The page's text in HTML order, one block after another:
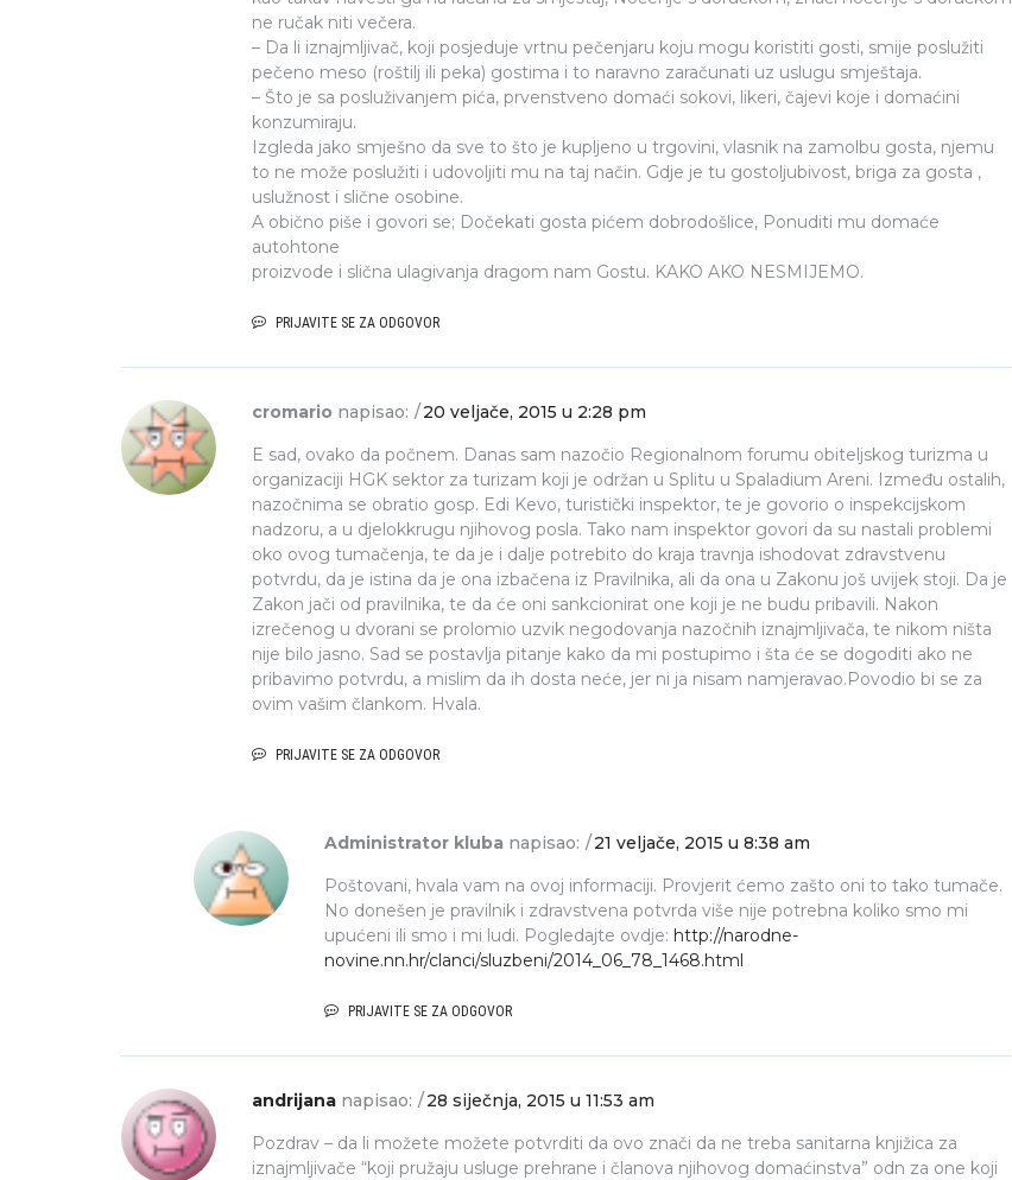
ne ručak niti večera.
– Da li iznajmljivač, koji posjeduje vrtnu pečenjaru koju mogu koristiti gosti, smije poslužiti
pečeno meso (roštilj ili peka) gostima i to naravno zaračunati uz uslugu smještaja.
– Što je sa posluživanjem pića, prvenstveno domaći sokovi, likeri, čajevi koje i domaćini
konzumiraju.
Izgleda jako smješno da sve to što je kupljeno u trgovini, vlasnik na zamolbu gosta, njemu
to ne može poslužiti i udovoljiti mu na taj način. Gdje je tu gostoljubivost, briga za gosta ,
uslužnost i slične osobine.
A obično piše i govori se; Dočekati gosta pićem dobrodošlice, Ponuditi mu domaće
autohtone
proizvode i slična ulagivanja dragom nam Gostu. KAKO AKO NESMIJEMO.
PRIJAVITE SE ZA ODGOVOR
cromario napisao:
20 veljače, 2015 u 2:28 pm
E sad, ovako da počnem. Danas sam nazočio Regionalnom forumu obiteljskog turizma u
organizaciji HGK sektor za turizam koji je održan u Splitu u Spaladium Areni. Između ostalih,
nazočnima se obratio gosp. Edi Kevo, turistički inspektor, te je govorio o inspekcijskom
nadzoru, a u djelokkrugu njihovog posla. Tako nam inspektor govori da su nastali problemi
oko ovog tumačenja, te da je i dalje potrebito do kraja travnja ishodovat zdravstvenu
potvrdu, da je istina da je ona izbačena iz Pravilnika, ali da ona u Zakonu još uvijek stoji. Da je
Zakon jači od pravilnika, te da će oni sankcionirat one koji je ne budu pribavili. Nakon
izrečenog u dvorani se prolomio uzvik negodovanja nazočnih iznajmljivača, te nikom ništa
nije bilo jasno. Sad se postavlja pitanje kako da mi postupimo i šta će se dogoditi ako ne
pribavimo potvrdu, a mislim da ih dosta neće, jer ni ja nisam namjeravao.Povodio bi se za
ovim vašim člankom. Hvala.
PRIJAVITE SE ZA ODGOVOR
Administrator kluba napisao:
21 veljače, 2015 u 8:38 am
Poštovani, hvala vam na ovoj informaciji. Provjerit ćemo zašto oni to tako tumače.
No donešen je pravilnik i zdravstvena potvrda više nije potrebna koliko smo mi
upućeni ili smo i mi ludi. Pogledajte ovdje: http://narodne-
novine.nn.hr/clanci/sluzbeni/2014_06_78_1468.html
PRIJAVITE SE ZA ODGOVOR
andrijana napisao:
28 siječnja, 2015 u 11:53 am
Pozdrav – da li možete možete potvrditi da ovo znači da ne treba sanitarna knjižica za
iznajmljivače “koji pružaju usluge prehrane i članova njihovog domaćinstva” odn za one koji